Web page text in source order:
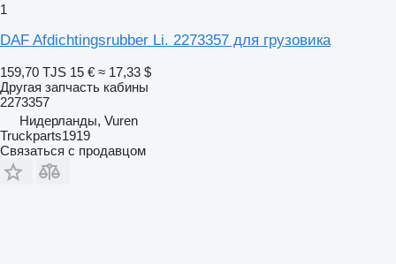
1
DAF Afdichtingsrubber Li. 2273357 для грузовика
159,70 TJS 15 € ≈ 17,33 $
Другая запчасть кабины
2273357
Нидерланды, Vuren
Truckparts1919
Связаться с продавцом